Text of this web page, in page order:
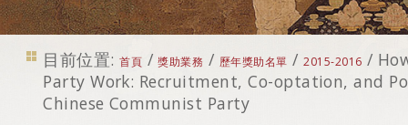
目前位置: 首頁 /獎助業務 / 歷年獎助名單 /2015-2016 /
Party Work: Recruitment, Co-optation, and
Chinese Communist Party